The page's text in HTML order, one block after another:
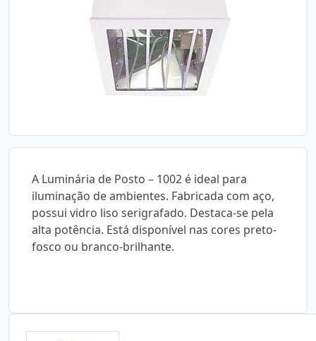
A Luminária de Posto – 1002 é ideal para
iluminação de ambientes. Fabricada com aço,
possui vidro liso serigrafado. Destaca-se pela
alta potência. Está disponível nas cores preto-
fosco ou branco-brilhante.